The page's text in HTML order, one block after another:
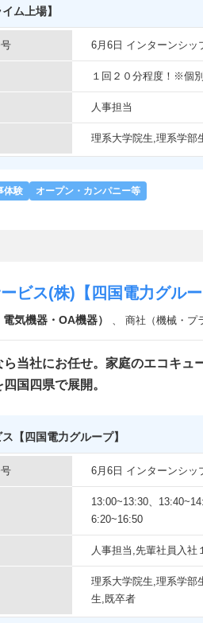
ム上場】
6月6日 インターンシ
１回２０分程度！※個
人事担当
理系大学院生,理系学部
体験 オープン・カンパニー等
ビス(株)【四国電力グルー
気機器・OA機器） 、 商社（機械・プラント・環境）、商社
当社にお任せ。家庭のエコキ
国四県で展開。
【四国電力グループ】
6月6日 インターンシ
13:00~13:30、
6:20~16:50
人事担当,先輩社員入社
理系大学院生,理系学部
生,既卒者